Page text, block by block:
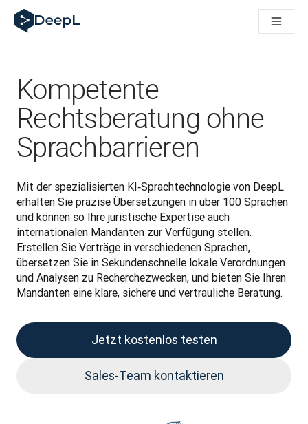
DeepL für KI‑Agenten
DeepL Translation Flow: Neue KI-gestützte Workflows für
Was bedeutet Vertrauen in KI‑Sprachtechnologie? Ein
Aufbau der Übersetzungsqualitätsbewertung bei DeepL
Von hochwertiger Textübersetzung zur Echtzeit-
Building an instantly accessible voice demo with DeepL
Kompetente
Rechtsberatung ohne
Sprachbarrieren
Mit der spezialisierten KI‑Sprachtechnologie von DeepL
erhalten Sie präzise Übersetzungen in über 100 Sprachen
und können so Ihre juristische Expertise auch
internationalen Mandanten zur Verfügung stellen.
Erstellen Sie Verträge in verschiedenen Sprachen,
übersetzen Sie in Sekundenschnelle lokale Verordnungen
und Analysen zu Recherchezwecken, und bieten Sie Ihren
Mandanten eine klare, sichere und vertrauliche Beratung.
Jetzt kostenlos testen
Sales-Team kontaktieren